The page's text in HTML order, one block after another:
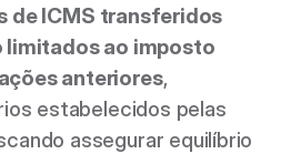
de ICMS transferidos
limitados ao imposto
anteriores,
estabelecidos pelas
assegurar equilíbrio